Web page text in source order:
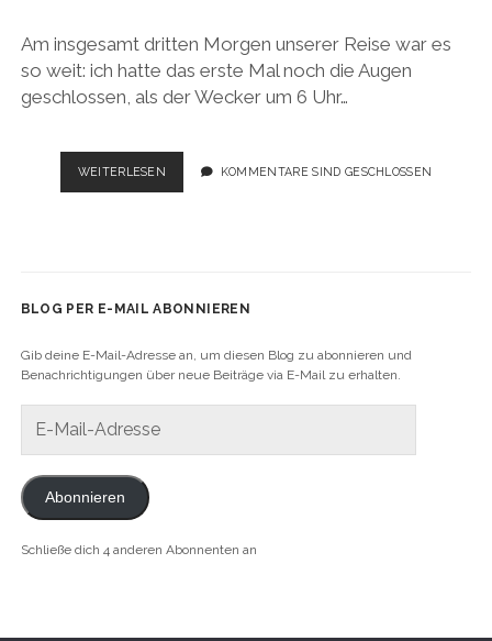
Am insgesamt dritten Morgen unserer Reise war es
so weit: ich hatte das erste Mal noch die Augen
geschlossen, als der Wecker um 6 Uhr…
WEITERLESEN
ROADTRIP
DREI
VIER
BUNDESSTAATEN
KOMMENTARE SIND GESCHLOSSEN
BLOG PER E-MAIL ABONNIEREN
Gib deine E-Mail-Adresse an, um diesen Blog zu abonnieren und
Benachrichtigungen über neue Beiträge via E-Mail zu erhalten.
Mail-
Adresse
Abonnieren
Schließe dich 4 anderen Abonnenten an